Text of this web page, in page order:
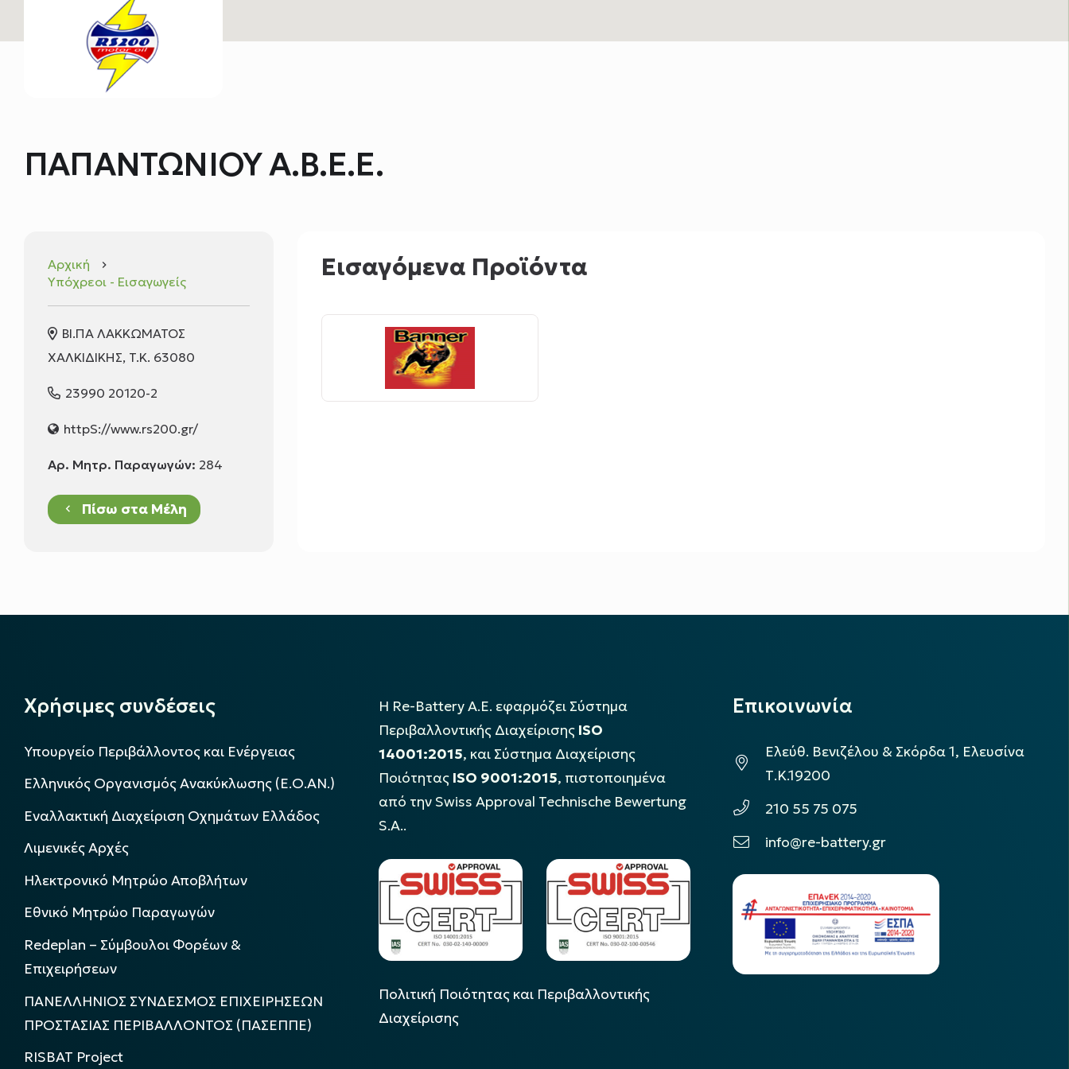
ΠΑΠΑΝΤΩΝΙΟΥ Α.Β.Ε.Ε.
Αρχική keyboard_arrow_right
Υπόχρεοι - Εισαγωγείς
ΒΙ.ΠΑ ΛΑΚΚΩΜΑΤΟΣ
ΧΑΛΚΙΔΙΚΗΣ, T.K. 63080
23990 20120-2
httpS://www.rs200.gr/
Αρ. Μητρ. Παραγωγών: 284
keyboard_arrow_left Πίσω στα Μέλη
Εισαγόμενα Προϊόντα
Χρήσιμες συνδέσεις
Υπουργείο Περιβάλλοντος και Ενέργειας
Ελληνικός Οργανισμός Ανακύκλωσης (Ε.Ο.ΑΝ.)
Εναλλακτική Διαχείριση Οχημάτων Ελλάδος
Λιμενικές Αρχές
Ηλεκτρονικό Μητρώο Αποβλήτων
Εθνικό Μητρώο Παραγωγών
Redeplan – Σύμβουλοι Φορέων &
Επιχειρήσεων
ΠΑΝΕΛΛΗΝΙΟΣ ΣΥΝΔΕΣΜΟΣ ΕΠΙΧΕΙΡΗΣΕΩΝ
ΠΡΟΣΤΑΣΙΑΣ ΠΕΡΙΒΑΛΛΟΝΤΟΣ (ΠΑΣΕΠΠΕ)
RISBAT Project
Η Re-Battery Α.Ε. εφαρμόζει Σύστημα
Περιβαλλοντικής Διαχείρισης ISO
14001:2015, και Σύστημα Διαχείρισης
Ποιότητας ISO 9001:2015, πιστοποιημένα
από την Swiss Approval Technische Bewertung
S.A..
Πολιτική Ποιότητας και Περιβαλλοντικής
Διαχείρισης
Επικοινωνία
Ελεύθ. Βενιζέλου & Σκόρδα 1, Ελευσίνα
Τ.Κ.19200
210 55 75 075
info@re-battery.gr